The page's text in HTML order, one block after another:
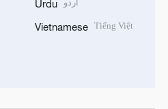
Urdu
Vietnamese Tiếng Việt